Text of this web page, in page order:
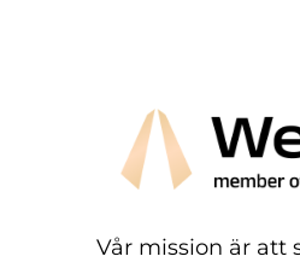
Vår mission är att